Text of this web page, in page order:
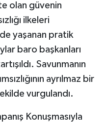
olan güvenin
ilkeleri
yaşanan pratik
baro başkanları
Savunmanın
ayrılmaz bir
vurgulandı.
Konuşmasıyla